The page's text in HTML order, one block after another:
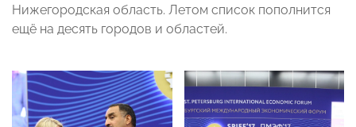
Нижегородская область. Летом список пополнится
ещё на десять городов и областей.